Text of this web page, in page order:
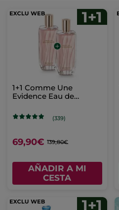
1+1 Comme Une
Evidence Eau de
(339)
69,90€ 139,80€
AÑADIR A MI
CESTA